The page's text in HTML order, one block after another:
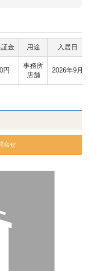
金 用途 入居日
円
事務所
店舗
2026年9月
合せ